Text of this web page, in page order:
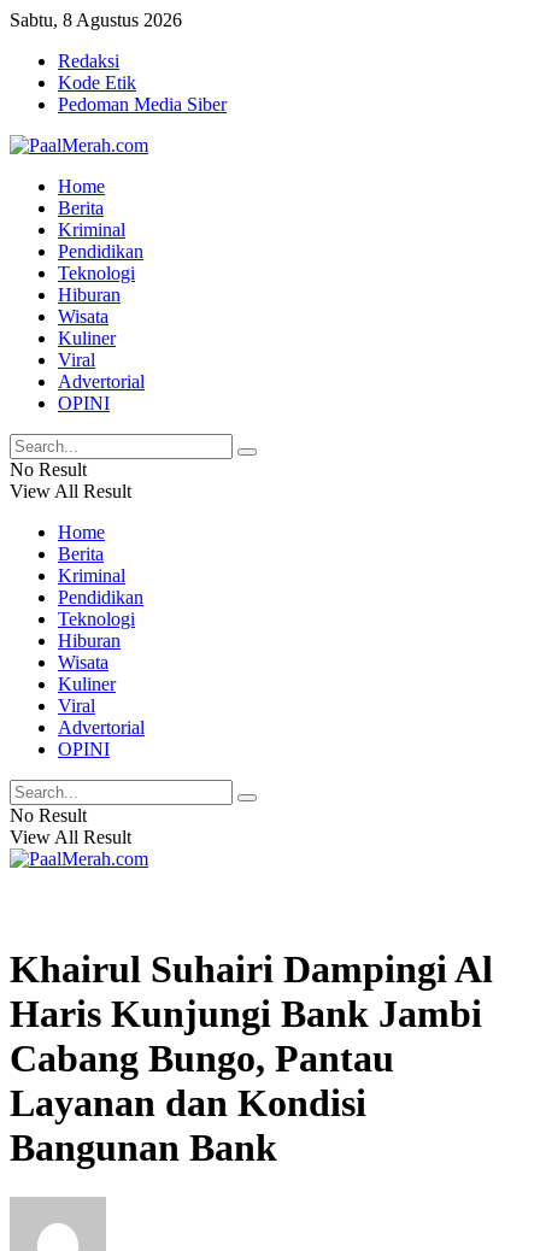
Sabtu, 8 Agustus 2026
Redaksi
Kode Etik
Pedoman Media Siber
Home
Berita
Kriminal
Pendidikan
Teknologi
Hiburan
Wisata
Kuliner
Viral
Advertorial
OPINI
No Result
View All Result
Home
Berita
Kriminal
Pendidikan
Teknologi
Hiburan
Wisata
Kuliner
Viral
Advertorial
OPINI
No Result
View All Result
Khairul Suhairi Dampingi Al
Haris Kunjungi Bank Jambi
Cabang Bungo, Pantau
Layanan dan Kondisi
Bangunan Bank